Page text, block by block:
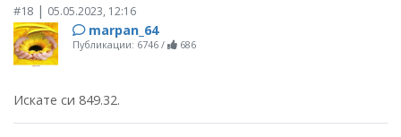
#18 | 05.05.2023, 12:16
marpan_64
Публикации: 6746 / 686
Искате си 849.32.